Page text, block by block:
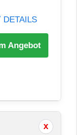
DETAILS
Angebot